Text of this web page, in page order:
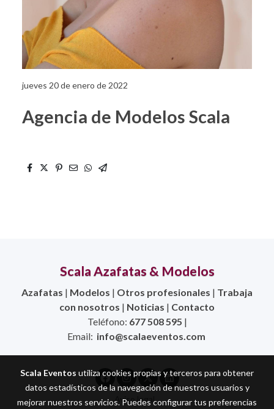
jueves 20 de enero de 2022
Agencia de Modelos Scala
Scala Azafatas & Modelos
Azafatas | Modelos | Otros profesionales | Trabaja
con nosotros | Noticias | Contacto
Teléfono: 677 508 595 |
Email: info@scalaeventos.com
Aviso legal
Scala Eventos utiliza cookies propias y terceros para obtener
datos estadísticos de la navegación de nuestros usuarios y
mejorar nuestros servicios. Puedes configurar tus preferencias